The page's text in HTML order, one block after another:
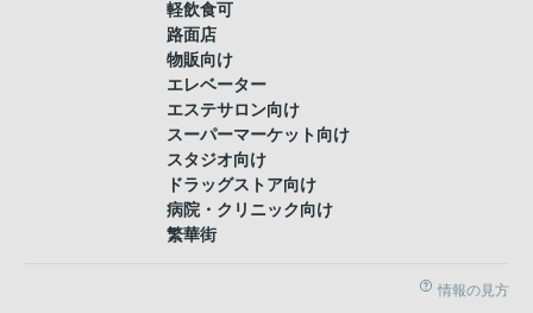
軽飲食可
路面店
物販向け
エレベーター
エステサロン向け
スーパーマーケット向け
スタジオ向け
ドラッグストア向け
病院・クリニック向け
繁華街
情報の見方